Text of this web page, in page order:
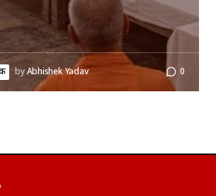
byAbhishek Yadav 0